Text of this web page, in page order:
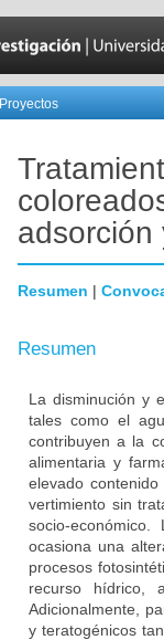
Proyectos
adsorción
Resumen |
Resumen
La disminución y
tales como el
contribuyen a la
alimentaria y
elevado
vertimiento sin
socio-
ocasiona una
procesos
recurso hídrico,
Adicionalmente,
y teratogénicos